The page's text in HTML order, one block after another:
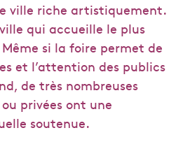
ville riche artistiquement.
qui accueille le plus
si la foire permet de
et l’attention des publics
de très nombreuses
privées ont une
soutenue.